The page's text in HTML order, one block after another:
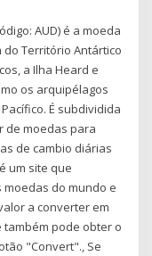
AUD) é a moeda
Território Antártico
a Ilha Heard e
os arquipélagos
É subdividida
de moedas para
de cambio diárias
um site que
do mundo e
a converter em
também pode obter o
"Convert"., Se